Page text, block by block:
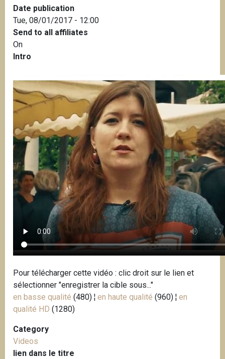
Date publication
Tue, 08/01/2017 - 12:00
Send to all affiliates
On
Intro
Pour télécharger cette vidéo : clic droit sur le lien et
sélectionner "enregistrer la cible sous..."
en basse qualité (480) ¦ en haute qualité (960) ¦ en
qualité HD (1280)
Category
Videos
lien dans le titre